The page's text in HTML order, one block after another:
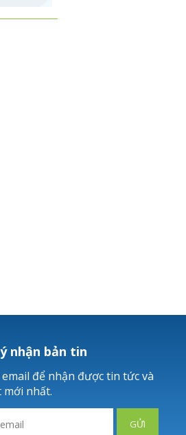
nhận bản tin
để nhận được tin tức và
mới nhất.
GỬI